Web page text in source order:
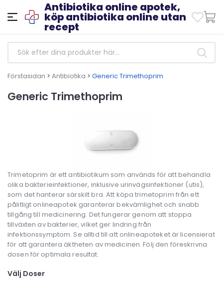
Antibiotika online apotek,
köp antibiotika online utan
recept
Förstasidan > Antibiotika > Generic Trimethoprim
Generic Trimethoprim
Trimetoprim är ett antibiotikum som används för att behandla
olika bakterieinfektioner, inklusive urinvägsinfektioner (utis),
som det hanterar särskilt bra. Att köpa trimetoprim från ett
pålitligt onlineapotek garanterar bekvämlighet och snabb
tillgång till medicinering. Det fungerar genom att stoppa
tillväxten av bakterier, vilket ger lindring från
infektionssymptom. Se alltid till att onlineapoteket är licensierat
för att garantera äktheten av medicinen. Följ den föreskrivna
dosen för optimala resultat.
Välj Doser